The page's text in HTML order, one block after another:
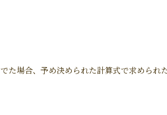
た場合、予め決められた計算式で求められ